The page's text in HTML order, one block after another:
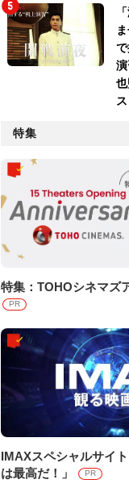
特集
特集：TOHOシネマズ
PR
IMAXスペシャルサイ
は最高だ！」
PR